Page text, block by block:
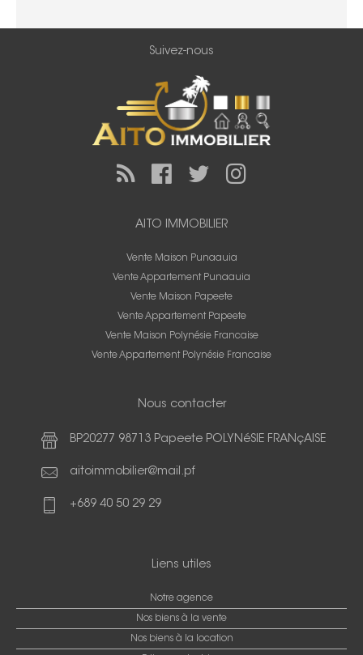
Suivez-nous
AITO IMMOBILIER
Vente Maison Punaauia
Vente Appartement Punaauia
Vente Maison Papeete
Vente Appartement Papeete
Vente Maison Polynésie Francaise
Vente Appartement Polynésie Francaise
Nous contacter
BP20277 98713 Papeete POLYNéSIE FRANçAISE
aitoimmobilier@mail.pf
+689 40 50 29 29
Liens utiles
Notre agence
Nos biens à la vente
Nos biens à la location